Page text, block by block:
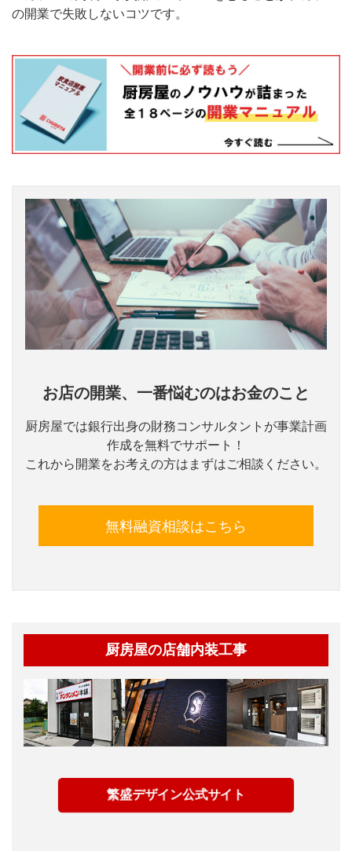
の開業で失敗しないコツです。
お店の開業、一番悩むのはお金のこと
厨房屋では銀行出身の財務コンサルタントが事業計画
作成を無料でサポート！
これから開業をお考えの方はまずはご相談ください。
無料融資相談はこちら
厨房屋の店舗内装工事
繁盛デザイン公式サイト